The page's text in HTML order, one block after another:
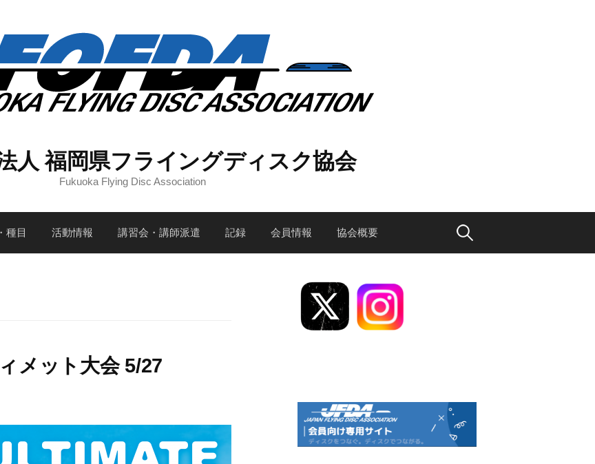
人 福岡県フライングディスク協会
Fukuoka Flying Disc Association
種目 活動情報 講習会・講師派遣 記録 会員情報 協会概要 検
メット大会 5/27